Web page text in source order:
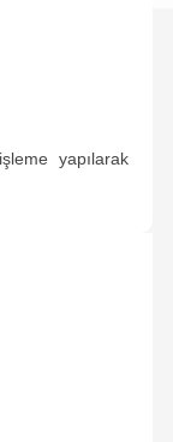
yapılarak